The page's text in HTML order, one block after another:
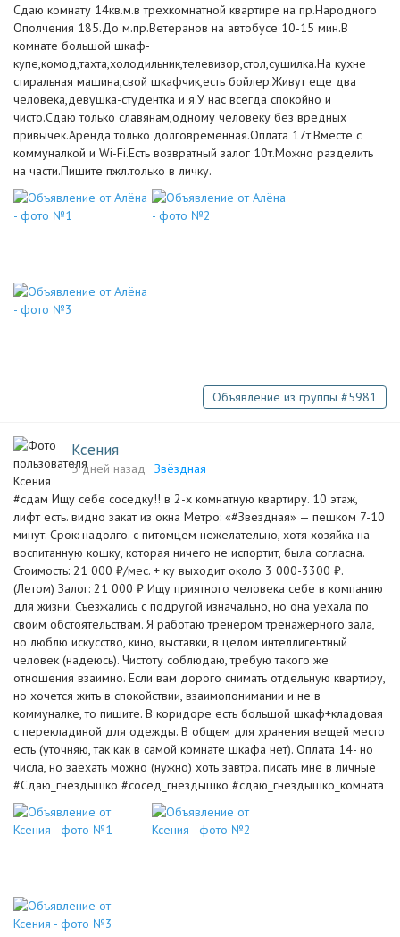
Сдаю комнату 14кв.м.в трехкомнатной квартире на пр.Народного
Ополчения 185.До м.пр.Ветеранов на автобусе 10-15 мин.В
комнате большой шкаф-
купе,комод,тахта,холодильник,телевизор,стол,сушилка.На кухне
стиральная машина,свой шкафчик,есть бойлер.Живут еще два
человека,девушка-студентка и я.У нас всегда спокойно и
чисто.Сдаю только славянам,одному человеку без вредных
привычек.Аренда только долговременная.Оплата 17т.Вместе с
коммуналкой и Wi-Fi.Есть возвратный залог 10т.Можно разделить
на части.Пишите пжл.только в личку.
Объявление из группы #5981
Ксения
5 дней назад
Звёздная
#сдам Ищу себе соседку!! в 2-х комнатную квартиру. 10 этаж,
лифт есть. видно закат из окна Метро: «#Звездная» — пешком 7-10
минут. Срок: надолго. с питомцем нежелательно, хотя хозяйка на
воспитанную кошку, которая ничего не испортит, была согласна.
Стоимость: 21 000 ₽/мес. + ку выходит около 3 000-3300 ₽.
(Летом) Залог: 21 000 ₽ Ищу приятного человека себе в компанию
для жизни. Съезжались с подругой изначально, но она уехала по
своим обстоятельствам. Я работаю тренером тренажерного зала,
но люблю искусство, кино, выставки, в целом интеллигентный
человек (надеюсь). Чистоту соблюдаю, требую такого же
отношения взаимно. Если вам дорого снимать отдельную квартиру,
но хочется жить в спокойствии, взаимопонимании и не в
коммуналке, то пишите. В коридоре есть большой шкаф+кладовая
с перекладиной для одежды. В общем для хранения вещей место
есть (уточняю, так как в самой комнате шкафа нет). Оплата 14- но
числа, но заехать можно (нужно) хоть завтра. писать мне в личные
#Сдаю_гнездышко #сосед_гнездышко #сдаю_гнездышко_комната